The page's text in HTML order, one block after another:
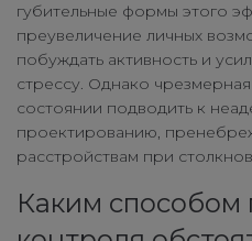
губительные формы этого
преувеличение личных
побуждать активность и
стрессу. Однако
состоянии подводить к
проектированию,
расстройствам при
Каким способом